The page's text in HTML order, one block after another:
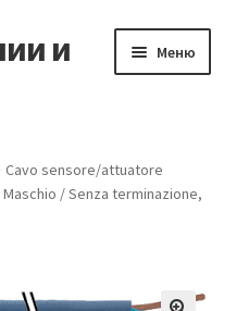
и
Меню
Cavo sensore/attuatore
/ Senza terminazione,